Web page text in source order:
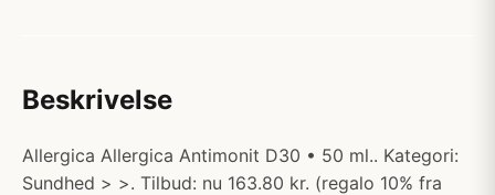
Beskrivelse
Allergica Allergica Antimonit D30 • 50 ml.. Kategori:
Sundhed > >. Tilbud: nu 163.80 kr. (regalo 10% fra